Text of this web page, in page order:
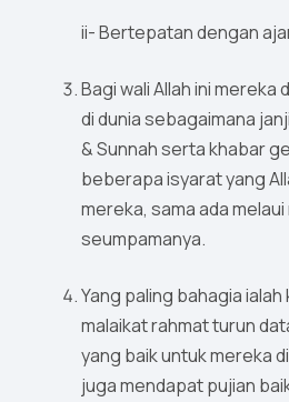
ii- Bertepatan dengan
Bagi wali Allah ini
di dunia sebagaimana
& Sunnah serta khabar
beberapa isyarat yang
mereka, sama ada melaui
seumpamanya.
Yang paling bahagia
malaikat rahmat turun
yang baik untuk mereka
juga mendapat pujian